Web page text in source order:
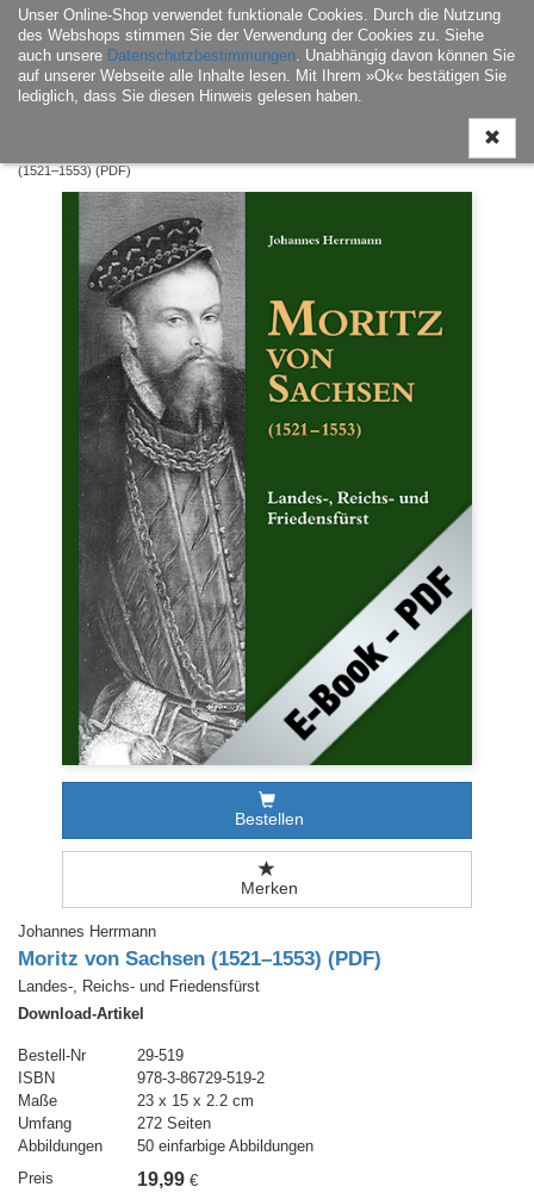
Unser Online-Shop verwendet funktionale Cookies. Durch die Nutzung
des Webshops stimmen Sie der Verwendung der Cookies zu. Siehe
auch unsere Datenschutzbestimmungen. Unabhängig davon können Sie
auf unserer Webseite alle Inhalte lesen. Mit Ihrem »Ok« bestätigen Sie
lediglich, dass Sie diesen Hinweis gelesen haben.
ein-/
(1521–1553) (PDF)
Bestellen
Merken
Johannes Herrmann
Moritz von Sachsen (1521–1553) (PDF)
Landes-, Reichs- und Friedensfürst
Download-Artikel
Bestell-Nr
29-519
ISBN
978-3-86729-519-2
Maße
23 x 15 x 2.2 cm
Umfang
272 Seiten
Abbildungen
50 einfarbige Abbildungen
Preis
19,99 €